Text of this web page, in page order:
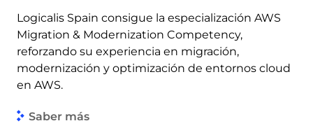
Logicalis Spain consigue la especialización AWS
Migration & Modernization Competency,
reforzando su experiencia en migración,
modernización y optimización de entornos cloud
en AWS.
Saber más